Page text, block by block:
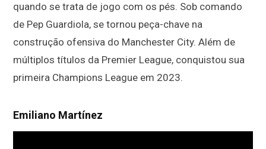
quando se trata de jogo com os pés. Sob comando
de Pep Guardiola, se tornou peça-chave na
construção ofensiva do Manchester City. Além de
múltiplos títulos da Premier League, conquistou sua
primeira Champions League em 2023.
Emiliano Martínez